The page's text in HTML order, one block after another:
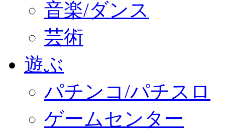
音楽/ダンス
芸術
遊ぶ
パチンコ/パチスロ
ゲームセンター